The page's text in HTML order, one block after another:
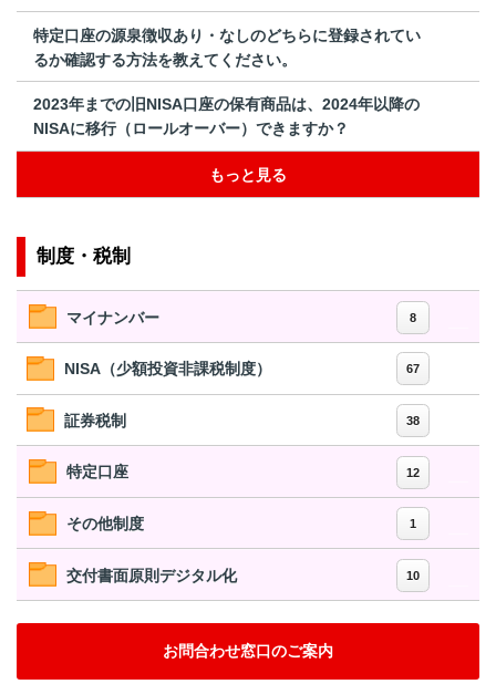
特定口座の源泉徴収あり・なしのどちらに登録されてい
るか確認する方法を教えてください。
2023年までの旧NISA口座の保有商品は、2024年以降の
NISAに移行（ロールオーバー）できますか？
もっと見る
制度・税制
マイナンバー 8
NISA（少額投資非課税制度） 67
証券税制 38
特定口座 12
その他制度 1
交付書面原則デジタル化 10
お問合わせ窓口のご案内